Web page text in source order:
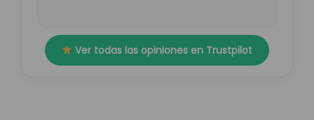
Ver todas las opiniones en Trustpilot